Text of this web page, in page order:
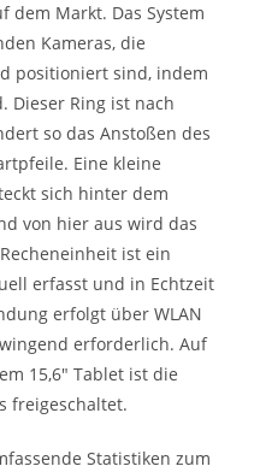
dem Markt. Das System
Kameras, die
positioniert sind, indem
Dieser Ring ist nach
so das Anstoßen des
Eine kleine
sich hinter dem
von hier aus wird das
ist ein
erfasst und in Echtzeit
erfolgt über WLAN
erforderlich. Auf
15,6″ Tablet ist die
freigeschaltet.
Statistiken zum